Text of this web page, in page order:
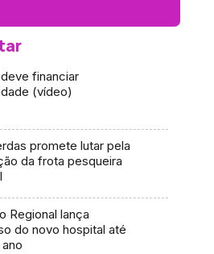
financiar
(vídeo)
promete lutar pela
da frota pesqueira
Regional lança
do novo hospital até